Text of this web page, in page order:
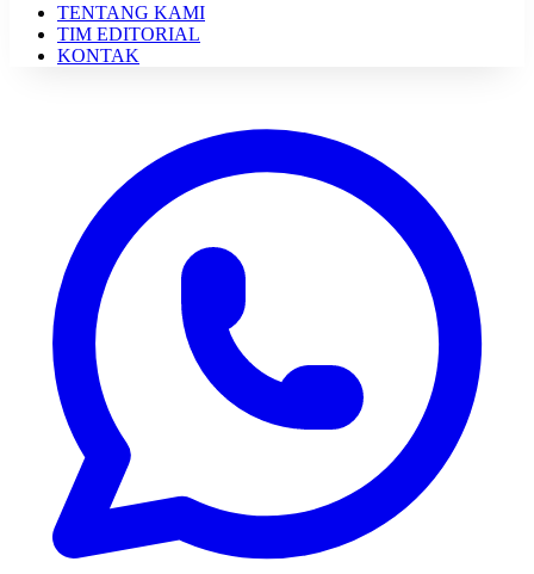
TENTANG KAMI
TIM EDITORIAL
KONTAK